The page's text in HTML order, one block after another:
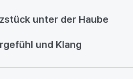
unter der Haube
und Klang